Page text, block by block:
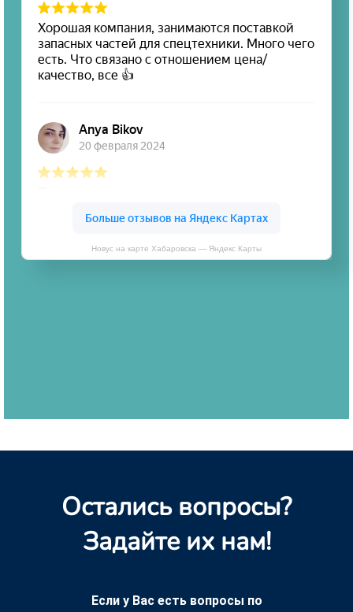
Новус на карте Хабаровска — Яндекс Карты
Остались вопросы?
Задайте их нам!
Если у Вас есть вопросы по